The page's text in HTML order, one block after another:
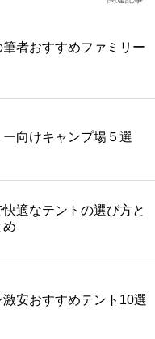
者おすすめファミリー
向けキャンプ場５選
適なテントの選び方と
め
安おすすめテント10選